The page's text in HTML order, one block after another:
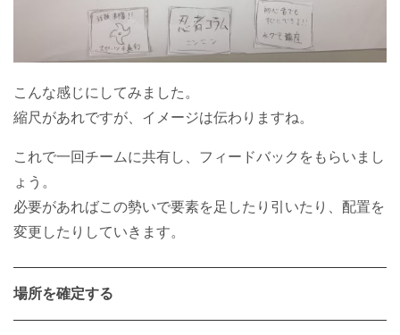
こんな感じにしてみました。
縮尺があれですが、イメージは伝わりますね。
これで一回チームに共有し、フィードバックをもらいまし
ょう。
必要があればこの勢いで要素を足したり引いたり、配置を
変更したりしていきます。
場所を確定する